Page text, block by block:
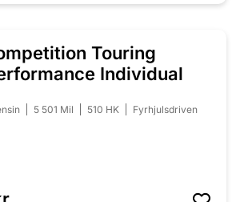
NYINKOMMEN
Touring
Individual
5 501 Mil 510 HK Fyrhjulsdriven